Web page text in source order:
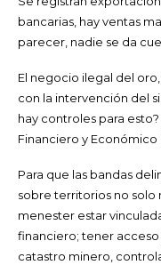
bancarias, hay ventas
parecer, nadie se da
El negocio ilegal del
con la intervención del
hay controles para
Financiero y Económico
Para que las bandas
sobre territorios no solo
menester estar
financiero; tener
catastro minero,